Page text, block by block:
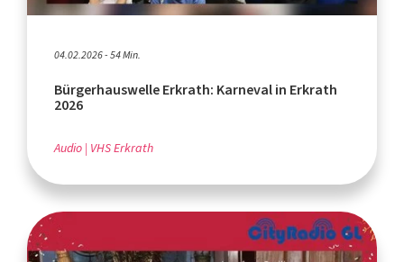
04.02.2026 - 54 Min.
Bürgerhauswelle Erkrath: Karneval in Erkrath
2026
Audio VHS Erkrath